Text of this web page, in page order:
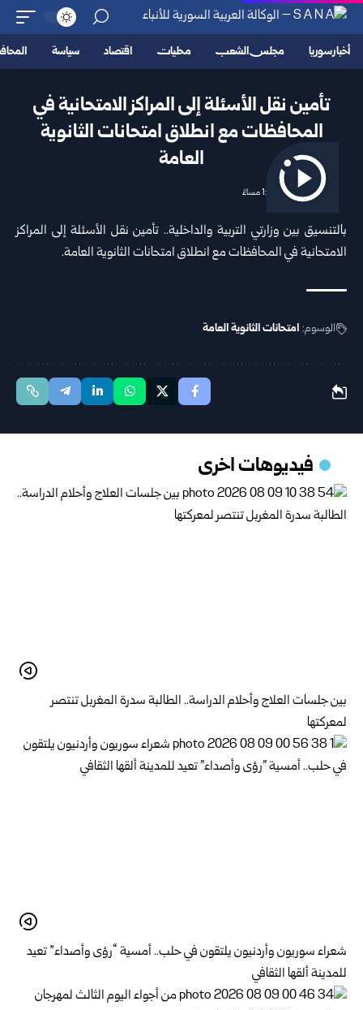
أخبار سوريا مجلس الشعب محليات اقتصاد سياسة
تأمين نقل الأسئلة إلى المراكز الامتحانية في
المحافظات مع انطلاق امتحانات الثانوية
العامة
2026/06/06 1:55 مساءً
بالتنسيق بين وزارتي التربية والداخلية.. تأمين نقل الأسئلة إلى المراكز
الامتحانية في المحافظات مع انطلاق امتحانات الثانوية العامة.
الوسوم: امتحانات الثانوية العامة
فيديوهات اخرى
بين جلسات العلاج وأحلام الدراسة.. الطالبة سدرة المغربل تنتصر
لمعركتها
شعراء سوريون وأردنيون يلتقون في حلب.. أمسية “رؤى وأصداء” تعيد
للمدينة ألقها الثقافي